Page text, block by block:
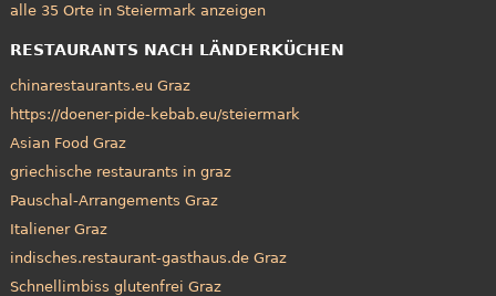
alle 35 Orte in Steiermark anzeigen
RESTAURANTS NACH LÄNDERKÜCHEN
chinarestaurants.eu Graz
https://doener-pide-kebab.eu/steiermark
Asian Food Graz
griechische restaurants in graz
Pauschal-Arrangements Graz
Italiener Graz
indisches.restaurant-gasthaus.de Graz
Schnellimbiss glutenfrei Graz